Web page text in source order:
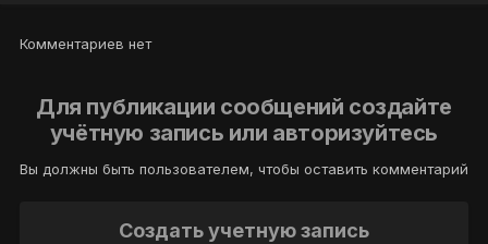
Комментариев нет
Для публикации сообщений создайте
учётную запись или авторизуйтесь
Вы должны быть пользователем, чтобы оставить комментарий
Создать учетную запись